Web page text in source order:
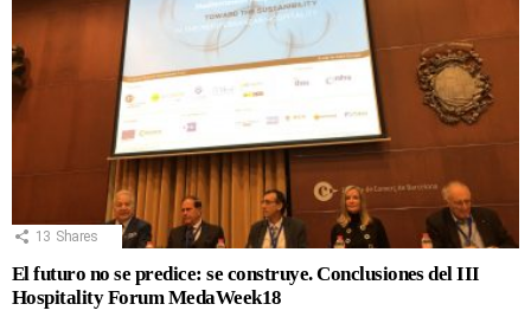
13 Shares
El futuro no se predice: se construye. Conclusiones del III
Hospitality Forum MedaWeek18